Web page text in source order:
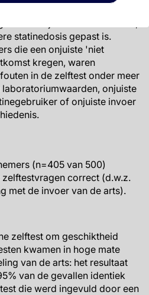
statinedosis gepast is.
die een onjuiste 'niet
kregen, waren
in de zelftest onder meer
onjuiste
of onjuiste invoer
(n=405 van 500)
correct (d.w.z.
met de invoer van de arts).
zelftest om geschiktheid
kwamen in hoge mate
van de arts: het resultaat
van de gevallen identiek
die werd ingevuld door een